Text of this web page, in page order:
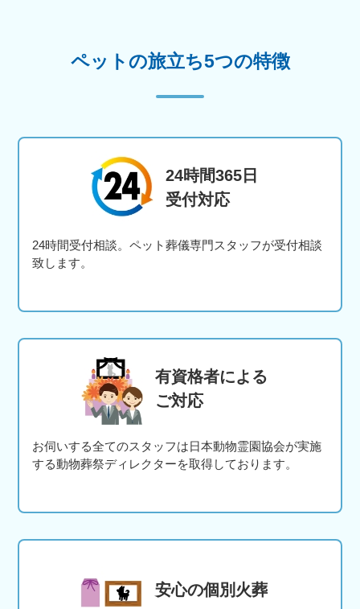
ペットの旅立ち5つの特徴
24時間365日
受付対応
24時間受付相談。ペット葬儀専門スタッフが受付相談
致します。
有資格者による
ご対応
お伺いする全てのスタッフは日本動物霊園協会が実施
する動物葬祭ディレクターを取得しております。
安心の個別火葬